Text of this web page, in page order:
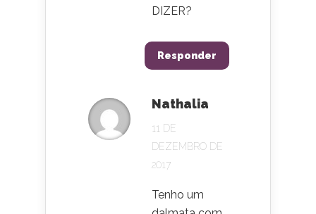
DIZER?
Responder
Nathalia
11 DE
DEZEMBRO DE
2017
Tenho um